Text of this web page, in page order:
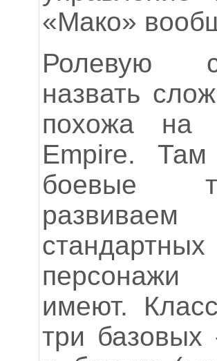
«Мако»
Ролевую
назвать
похожа на
Empire.
боевые
имеют.
три базовых